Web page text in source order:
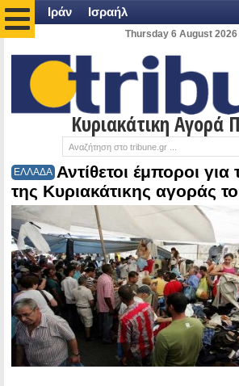
Ιράν Ισραήλ
Thursday 6 August 2026
Κυριακάτικη Αγορά
ΕΛΛΑΔΑ Αντίθετοι έμποροι
της Κυριακάτικης αγοράς